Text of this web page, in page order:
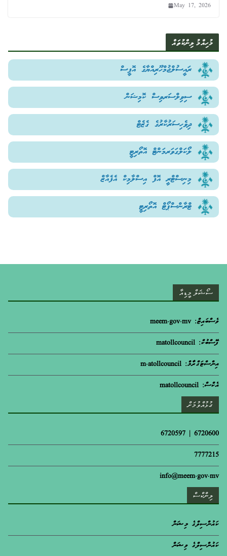
May 17, 2026
މުހިއްމު ލިންކުތައް
ރައީސުލްޖުމްހޫރިއްޔާގެ އޮފީސް
ސިވިލްސަރވިސް ކޮމިޝަން
ދިވެހިސަރުކާރުގެ ގެޒެޓް
ލޯކަލްގަވަރމަންޓް އޮތޯރިޓީ
މިނިސްޓްރީ އޮފް އިސްލާމިކް އެފެއާޒް
ޓްރާންސްޕޯޓް އޮތޯރިޓީ
ސޯޝަލް މީޑިއާ
ވެސްބައިޓް: meem.gov.mv
ފޭސްބުކް: matollcouncil
އިންސްޓަގްރާމް: m.atollcouncil
އެކްސް: matollcouncil
ގުޅުއްވުމަށް
6720600 | 6720597
7777215
info@meem.gov.mv
ލިންކްސް
ކައުންސިލްގެ މިޝަން
ކައުންސިލްގެ ވިޝަން